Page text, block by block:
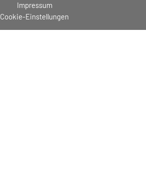
Impressum
Cookie-Einstellungen